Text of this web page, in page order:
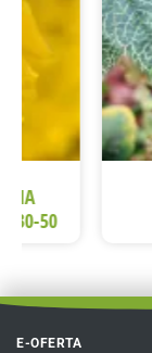
30-50
E-OFERTA